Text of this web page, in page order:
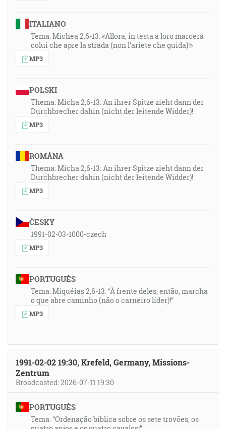
ITALIANO
Tema: Michea 2,6-13: «Allora, in testa a loro marcerà
colui che apre la strada (non l’ariete che guida)!»
MP3
POLSKI
Thema: Micha 2,6-13: An ihrer Spitze zieht dann der
Durchbrecher dahin (nicht der leitende Widder)!
MP3
ROMÂNA
Thema: Micha 2,6-13: An ihrer Spitze zieht dann der
Durchbrecher dahin (nicht der leitende Widder)!
MP3
ČESKY
1991-02-03-1000-czech
MP3
PORTUGUÊS
Tema: Miquéias 2,6-13: “À frente deles, então, marcha
o que abre caminho (não o carneiro líder)!”
MP3
1991-02-02 19:30, Krefeld, Germany, Missions-
Zentrum
Broadcasted: 2026-07-11 19:30
PORTUGUÊS
Tema: “Ordenação bíblica sobre os sete trovões, os